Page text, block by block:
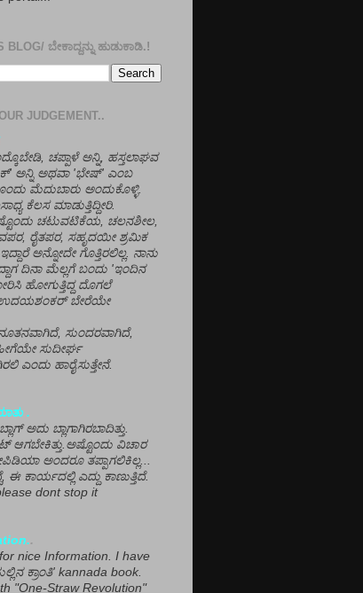
BLOG/ ಬೇಕಾದ್ದನ್ನು ಹುಡುಕಾಡಿ.!
JUDGEMENT..
ಚಪ್ಪಾಳೆ ಅನ್ನಿ, ಹಸ್ತಲಾಘವ
ಅನ್ನಿ ಅಥವಾ 'ಭೇಷ್' ಎಂಬ
ಮೆದುಬಾರು ಅಂದುಕೊಳ್ಳಿ.
ಕೆಲಸ ಮಾಡುತ್ತಿದ್ದೀರಿ.
ಚಟುವಟಿಕೆಯ, ಚಲನಶೀಲ,
ರೈತಪರ, ಸಹೃದಯೀ ಶ್ರಮಿಕ
ಅನ್ನೋದೇ ಗೊತ್ತಿರಲಿಲ್ಲ. ನಾನು
ದಿನಾ ಮೆಲ್ಲಗೆ ಬಂದು 'ಇಂದಿನ
ಹೋಗುತ್ತಿದ್ದ ದೊಗಲೆ
ಬೇರೆಯೇ
ನೂತನವಾಗಿದೆ, ಸುಂದರವಾಗಿದೆ,
ಸುದೀರ್ಘ
ಎಂದು ಹಾರೈಸುತ್ತೇನೆ.
.
ಅದು ಬ್ಲಾಗಾಗಿರಬಾದಿತ್ತು.
ವಿಚಾರ
ಅಂದರೂ ತಪ್ಪಾಗಲಿಕಿಲ್ಲ...
ಈ ಕಾರ್ಯದಲ್ಲಿ ಎದ್ದು ಕಾಣುತ್ತಿದೆ.
dont stop it
.
nice Information. I have
ಕ್ರಾಂತಿ' kannada book.
"One-Straw Revolution"